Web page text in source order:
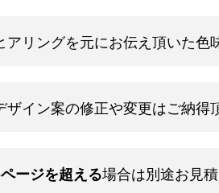
アリングを元にお伝え頂いた
ザイン案の修正や変更はご納得
ージを超える場合は別途お見積